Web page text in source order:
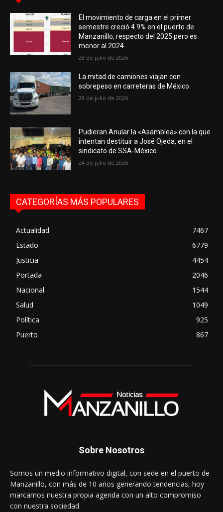
El movimiento de carga en el primer
semestre creció 4.9% en el puerto de
Manzanillo, respecto del 2025 pero es
menor al 2024.
28 de julio de 2026
La mitad de camiones viajan con
sobrepeso en carreteras de México.
28 de julio de 2026
Pudieran Anular la «Asamblea» con la que
intentan destituir a José Ojeda, en el
sindicato de SSA-México.
24 de julio de 2026
CATEGORÍAS MÁS POPULARES
Actualidad
7467
Estado
6779
Justicia
4454
Portada
2046
Nacional
1544
Salud
1049
Política
925
Puerto
867
Sobre Nosotros
Somos un medio informativo digital, con sede en el puerto de
Manzanillo, con más de 10 años generando tendencias, hoy
marcamos nuestra propia agenda con un alto compromiso
con nuestra sociedad.